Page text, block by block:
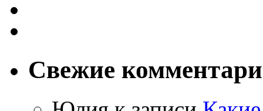
Свежие